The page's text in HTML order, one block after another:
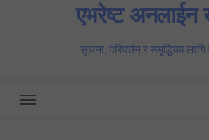
एभरेष्ट अनलाईन
सूचना, परिवर्तन र समृद्धिका